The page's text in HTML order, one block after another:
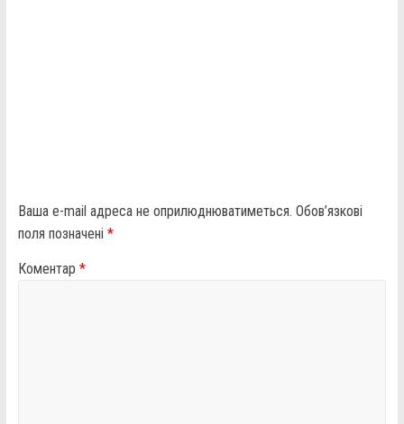
Ваша e-mail адреса не оприлюднюватиметься. Обов’язкові
поля позначені *
Коментар *